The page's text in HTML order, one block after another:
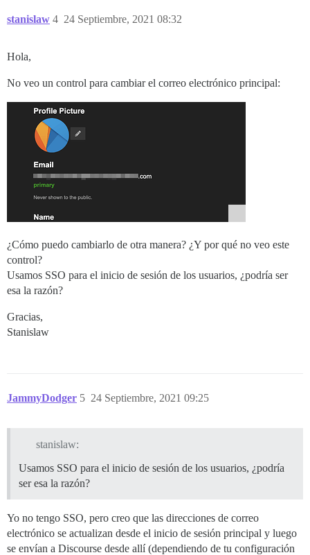
stanislaw 24 Septiembre, 2021 08:32
4
Hola,
No veo un control para cambiar el correo electrónico principal:
¿Cómo puedo cambiarlo de otra manera? ¿Y por qué no veo este
control?
Usamos SSO para el inicio de sesión de los usuarios, ¿podría ser
esa la razón?
Gracias,
Stanislaw
JammyDodger 24 Septiembre, 2021 09:25
5
stanislaw:
Usamos SSO para el inicio de sesión de los usuarios, ¿podría
ser esa la razón?
Yo no tengo SSO, pero creo que las direcciones de correo
electrónico se actualizan desde el inicio de sesión principal y luego
se envían a Discourse desde allí (dependiendo de tu configuración